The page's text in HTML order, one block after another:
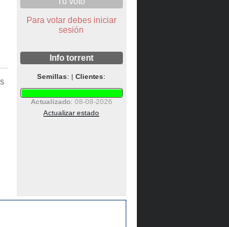
Para votar debes iniciar
sesión
Info torrent
Semillas: |Clientes:
Actualizado: 08-08-2026
Actualizar estado